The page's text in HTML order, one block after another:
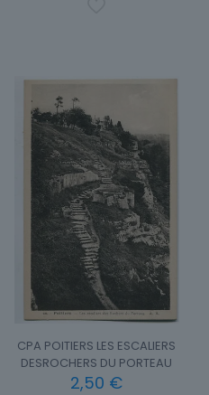
CPA POITIERS LES ESCALIERS
DESROCHERS DU PORTEAU
2,50 €